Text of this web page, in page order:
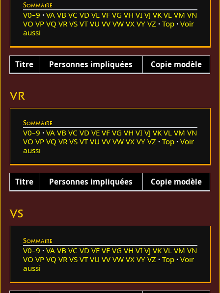
Sommaire
V0–9 VA VB VC VD VE VF VG VH VI VJ VK VL VM VN
VO VP VQ VR VS VT VU VV VW VX VY VZ Top
Voir
aussi
Titre Personnes impliquées Copie modèle
VR
Sommaire
V0–9 VA VB VC VD VE VF VG VH VI VJ VK VL VM VN
VO VP VQ VR VS VT VU VV VW VX VY VZ Top
Voir
aussi
Titre Personnes impliquées Copie modèle
VS
Sommaire
V0–9 VA VB VC VD VE VF VG VH VI VJ VK VL VM VN
VO VP VQ VR VS VT VU VV VW VX VY VZ Top
Voir
aussi